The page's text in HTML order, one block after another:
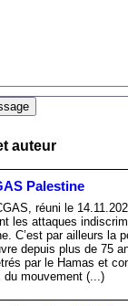
auteur
Palestine
réuni le
les attaques
C’est par ailleurs la
depuis plus de 75
par le Hamas et
du mouvement (...)